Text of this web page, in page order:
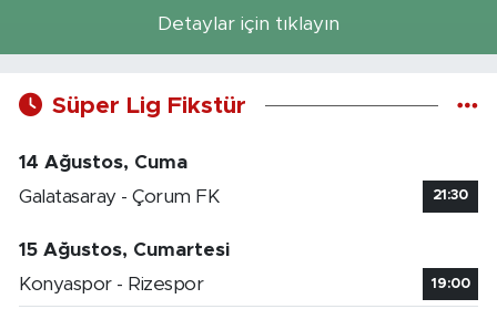
Detaylar için tıklayın
Süper Lig Fikstür
14 Ağustos, Cuma
Galatasaray - Çorum FK
21:30
15 Ağustos, Cumartesi
Konyaspor - Rizespor
19:00